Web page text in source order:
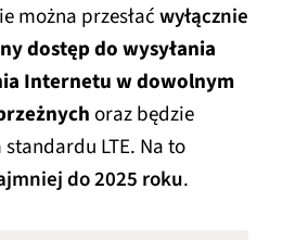
można przesłaćwyłącznie
dostęp do wysyłania
Internetu w dowolnym
oraz będzie
LTE. Na to
do 2025 roku.